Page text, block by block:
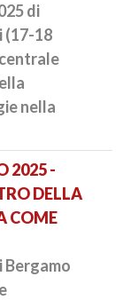
di
(17-18
nella
2025 -
DELLA
COME
Bergamo